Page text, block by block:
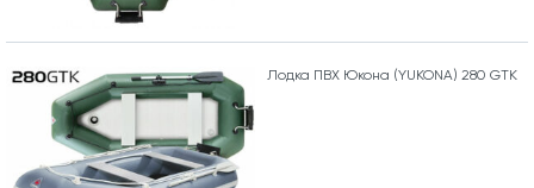
Лодка ПВХ Юкона (YUKONA) 280 GTK